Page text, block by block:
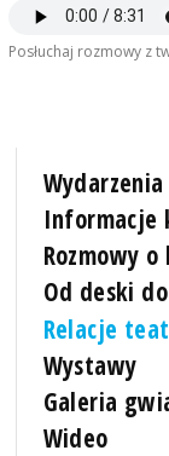
Posłuchaj rozmowy z
Informacje
Rozmowy o
Od deski
Relacje
Wystawy
Galeria
Wideo